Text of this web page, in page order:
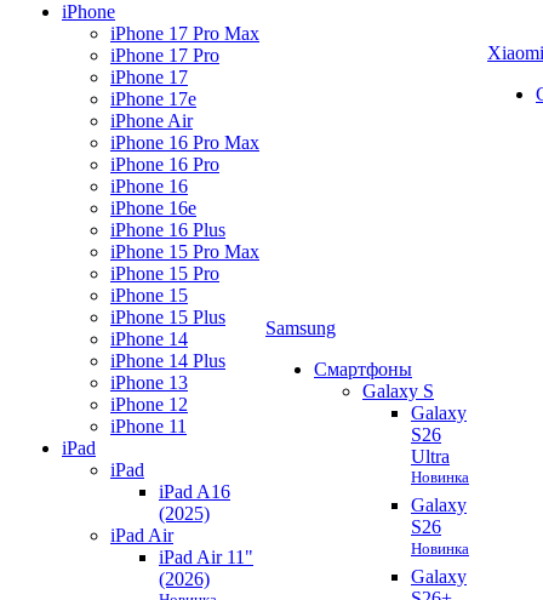
iPhone
iPhone 17 Pro Max
iPhone 17 Pro
iPhone 17
iPhone 17e
iPhone Air
iPhone 16 Pro Max
iPhone 16 Pro
iPhone 16
iPhone 16e
iPhone 16 Plus
iPhone 15 Pro Max
iPhone 15 Pro
iPhone 15
iPhone 15 Plus
iPhone 14
iPhone 14 Plus
iPhone 13
iPhone 12
iPhone 11
iPad
iPad
iPad A16
(2025)
iPad Air
iPad Air 11"
(2026)
Samsung
Смартфоны
Galaxy S
Galaxy
S26
Ultra
Новинка
Galaxy
S26
Новинка
Galaxy
Xiaomi